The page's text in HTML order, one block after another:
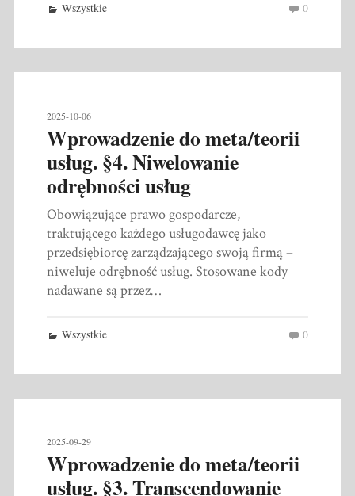
Wszystkie 0
2025-10-06
Wprowadzenie do meta/teorii
usług. §4. Niwelowanie
odrębności usług
Obowiązujące prawo gospodarcze,
traktującego każdego usługodawcę jako
przedsiębiorcę zarządzającego swoją firmą –
niweluje odrębność usług. Stosowane kody
nadawane są przez…
Wszystkie 0
2025-09-29
Wprowadzenie do meta/teorii
usług. §3. Transcendowanie